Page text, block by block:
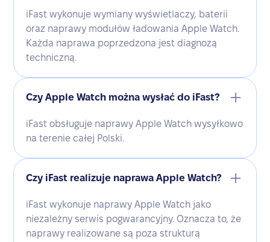
iFast wykonuje wymiany wyświetlaczy, baterii
oraz naprawy modułów ładowania Apple Watch.
Każda naprawa poprzedzona jest diagnozą
techniczną.
Czy Apple Watch można wysłać do iFast?
iFast obsługuje naprawy Apple Watch wysyłkowo
na terenie całej Polski.
Czy iFast realizuje naprawa Apple Watch?
iFast wykonuje naprawy Apple Watch jako
niezależny serwis pogwarancyjny. Oznacza to, że
naprawy realizowane są poza strukturą